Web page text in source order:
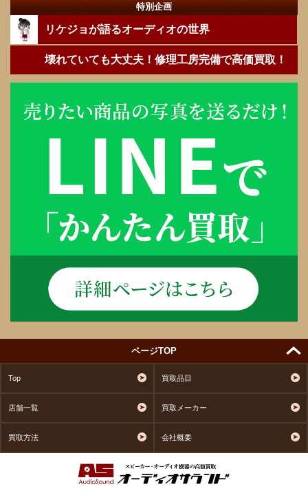
特別企画
リケジョが語るオーディオの世界
壊れていても大丈夫！修理工房完備で高価買取！
ページTOP
Top 買取品目
店舗一覧 買取メーカー
買取方法 会社概要